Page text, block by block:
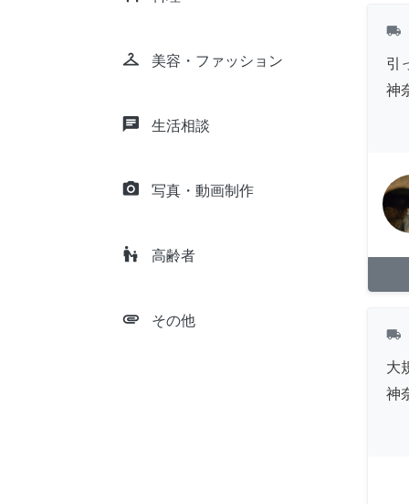
checkroom 美容・ファッション
chat 生活相談
camera_alt 写真・動画制作
escalator_warning 高齢者
attachment その他
local_shipping
引
神
local_shipping
大
神